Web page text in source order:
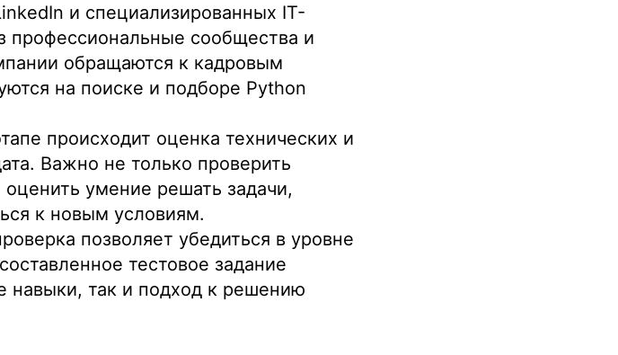
и специализированных IT-
профессиональные сообщества и
обращаются к кадровым
на поиске и подборе Python
происходит оценка технических и
Важно не только проверить
умение решать задачи,
к новым условиям.
позволяет убедиться в уровне
тестовое задание
навыки, так и подход к решению